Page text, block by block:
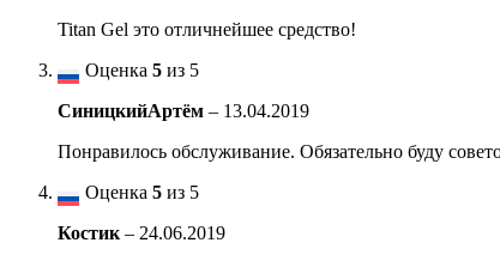
Titan Gel это отличнейшее средство!
Оценка 5 из 5
СиницкийАртём – 13.04.2019
Понравилось обслуживание. Обязательно буду
Оценка 5 из 5
Костик – 24.06.2019